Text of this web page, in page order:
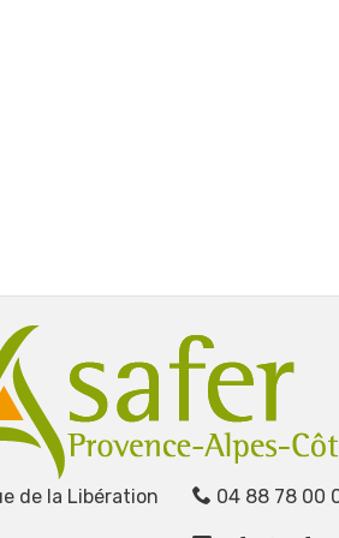
de la Libération
04 88 78 00